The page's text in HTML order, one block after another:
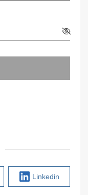
Linkedin